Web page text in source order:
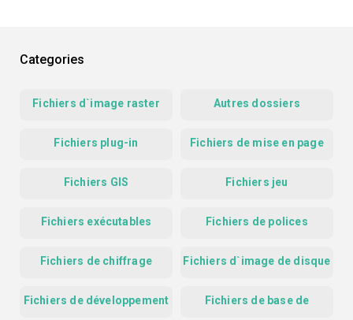
Categories
Fichiers d`image raster Autres dossiers
Fichiers plug-in Fichiers de mise en page
Fichiers GIS Fichiers jeu
Fichiers exécutables Fichiers de polices
Fichiers de chiffrage Fichiers d`image de disque
Fichiers de développement Fichiers de base de